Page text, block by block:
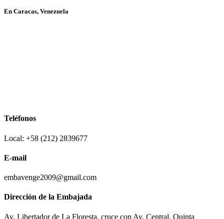
En Caracas, Venezuela
Teléfonos
Local: +58 (212) 2839677
E-mail
embavenge2009@gmail.com
Dirección de la Embajada
Av. Libertador de La Floresta, cruce con Av. Central, Quinta